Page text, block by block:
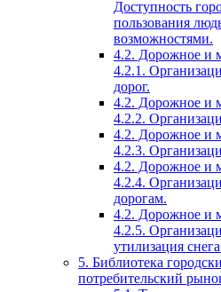
Доступность
пользования
возможностями.
4.2. Дорожное и
4.2.1.
дорог.
4.2. Дорожное и
4.2.2.
4.2. Дорожное и
4.2.3.
4.2. Дорожное и
4.2.4.
дорогам.
4.2. Дорожное и
4.2.5.
утилизация
5. Библиотека
потребительский